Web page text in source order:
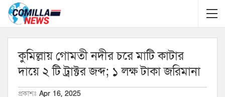
কুমিল্লায় গোমতী নদীর চরে মাটি কাটার
দায়ে ২ টি ট্রাক্টর জব্দ; ১ লক্ষ টাকা জরিমানা
প্রকাশঃ Apr 16, 2025